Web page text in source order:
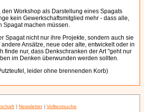
Workshop als Darstellung eines Spagats
kein Gewerkschaftsmitglied mehr - dass alle,
Spagat machen müssen.
Spagat nicht nur ihre Projekte, sondern auch sie
Ansätze, neue oder alte, entwickelt oder in
finde nur, dass Denkschranken der Art "geht nur
im Denken überwunden werden sollten.
leider ohne brennenden Korb)
| Newsletter | Volltextsuche